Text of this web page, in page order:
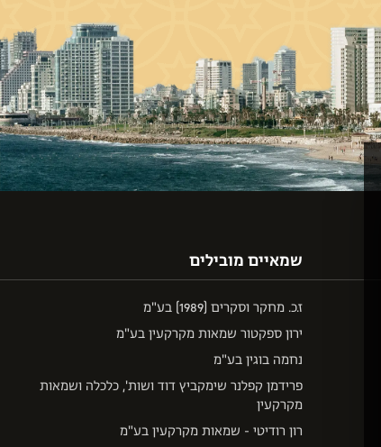
שמאיים מובילים
ז.כ. מחקר וסקרים (1989) בע"מ
ירון ספקטור שמאות מקרקעין בע"מ
נחמה בוגין בע"מ
פרידמן קפלנר שימקביץ דוד ושות', כלכלה ושמאות
מקרקעין
רון רודיטי - שמאות מקרקעין בע"מ